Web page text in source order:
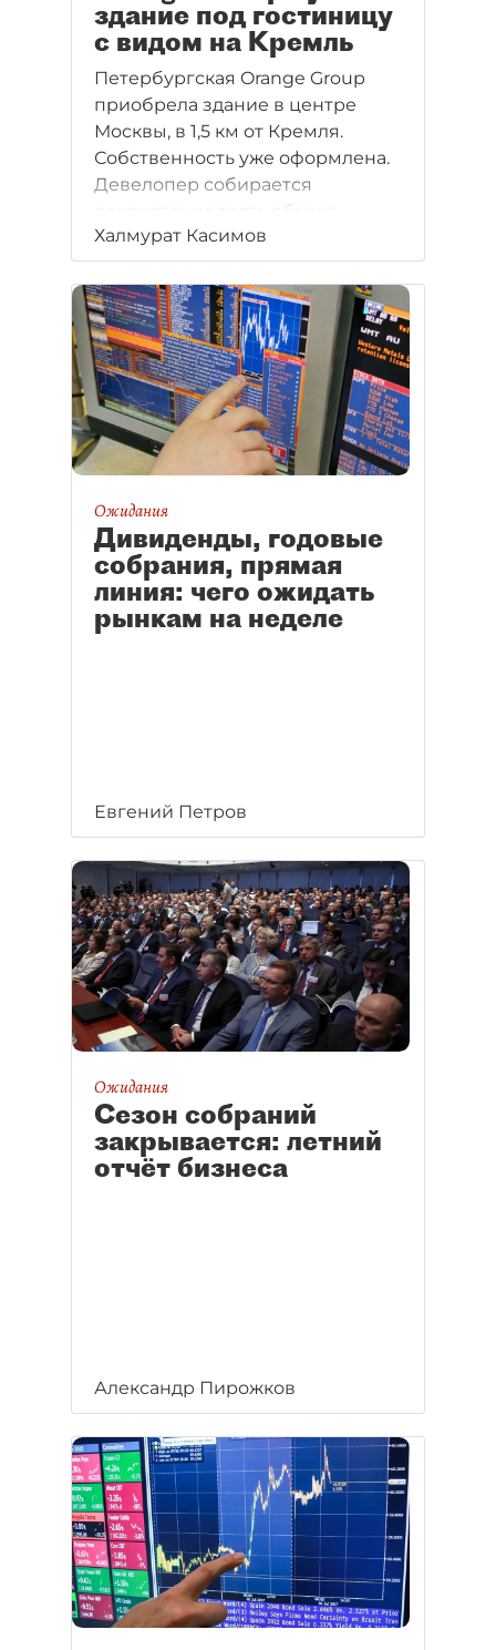
здание под гостиницу
с видом на Кремль
Петербургская Orange Group
приобрела здание в центре
Москвы, в 1,5 км от Кремля.
Собственность уже оформлена.
Девелопер собирается
реконструировать объект
под четырёхзвёздочную
гостиницу.
Халмурат Касимов
Ожидания
Дивиденды, годовые
собрания, прямая
линия: чего ожидать
рынкам на неделе
Евгений Петров
Ожидания
Сезон собраний
закрывается: летний
отчёт бизнеса
Александр Пирожков